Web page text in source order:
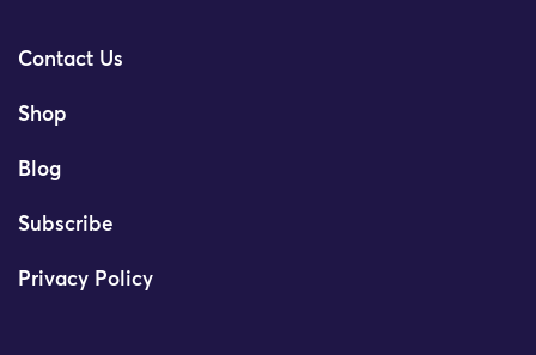
Contact Us
Shop
Blog
Subscribe
Privacy Policy